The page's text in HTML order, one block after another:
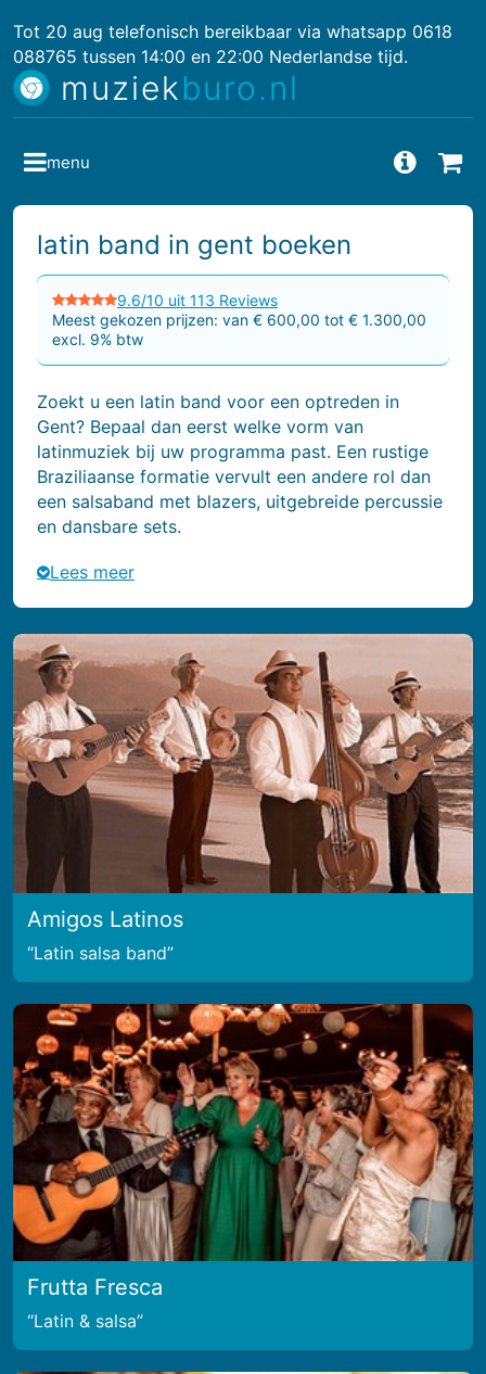
Tot 20 aug telefonisch bereikbaar via whatsapp 0618
088765 tussen 14:00 en 22:00 Nederlandse tijd.
muziekburo.nl
latin band in gent boeken
9.6/10 uit 113 Reviews
Meest gekozen prijzen: van € 600,00 tot € 1.300,00
excl. 9% btw
Zoekt u een latin band voor een optreden in
Gent? Bepaal dan eerst welke vorm van
latinmuziek bij uw programma past. Een rustige
Braziliaanse formatie vervult een andere rol dan
een salsaband met blazers, uitgebreide percussie
en dansbare sets.
Lees meer
Amigos Latinos
Latin salsa band
Frutta Fresca
Latin & salsa
menu